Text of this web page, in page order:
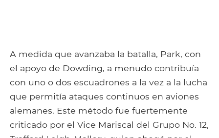
A medida que avanzaba la batalla, Park, con
el apoyo de Dowding, a menudo contribuía
con uno o dos escuadrones a la vez a la lucha
que permitía ataques continuos en aviones
alemanes. Este método fue fuertemente
criticado por el Vice Mariscal del Grupo No. 12,